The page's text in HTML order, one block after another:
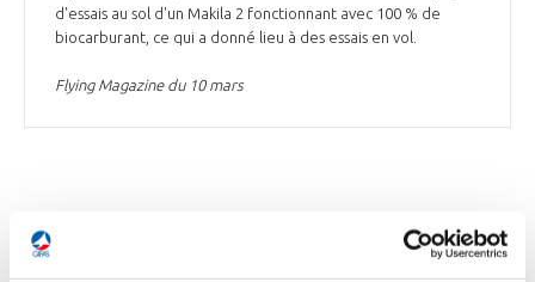
d'essais au sol d'un Makila 2 fonctionnant avec 100 % de
biocarburant, ce qui a donné lieu à des essais en vol.
Flying Magazine du 10 mars
INTERNATIONAL